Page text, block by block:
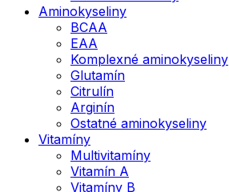
Aminokyseliny
BCAA
EAA
Komplexné aminokyseliny
Glutamín
Citrulín
Arginín
Ostatné aminokyseliny
Vitamíny
Multivitamíny
Vitamín A
Vitamíny B